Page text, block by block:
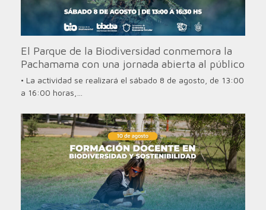
El Parque de la Biodiversidad conmemora la
Pachamama con una jornada abierta al público
• La actividad se realizará el sábado 8 de agosto, de 13:00
a 16:00 horas,…